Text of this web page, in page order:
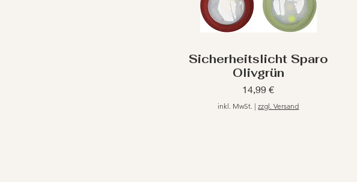
Sicherheitslicht Sparo
Olivgrün
Preis
14,99 €
inkl. MwSt. |zzgl. Versand